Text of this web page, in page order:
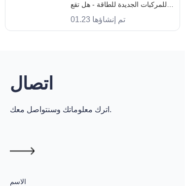
للمركبات الجديدة للطاقة - هل تقع
فريسة لها؟ أصبحت المركبات
الجديدة للطاقة (NEVs) شائعة
تم إنشاؤها 01.23
اتصال
الاسم
اترك معلوماتك وسنتواصل معك.